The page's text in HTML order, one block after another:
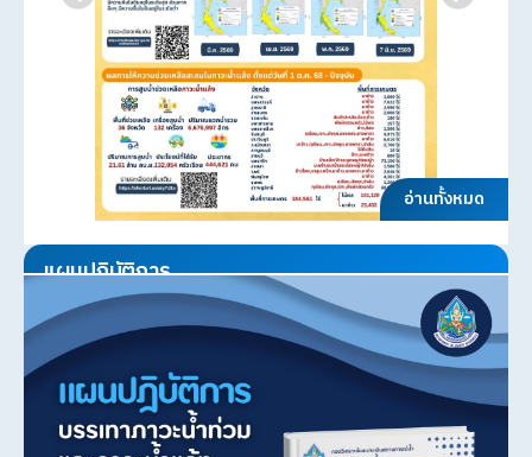
อ่านทั้งหมด
แผนปฏิบัติการ